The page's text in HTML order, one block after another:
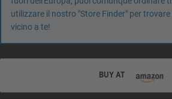
utilizzare il nostro "Store Finder" per
vicino a te!
BUY AT